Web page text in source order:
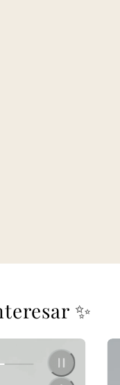
✨